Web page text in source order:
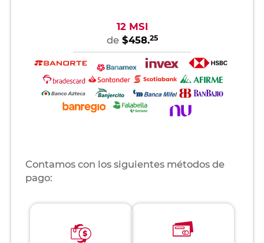
12 MSI
de $458.25
Contamos con los siguientes métodos de
pago: